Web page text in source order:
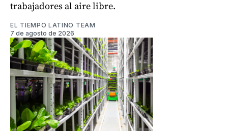
trabajadores al aire libre.
EL TIEMPO LATINO TEAM
7 de agosto de 2026